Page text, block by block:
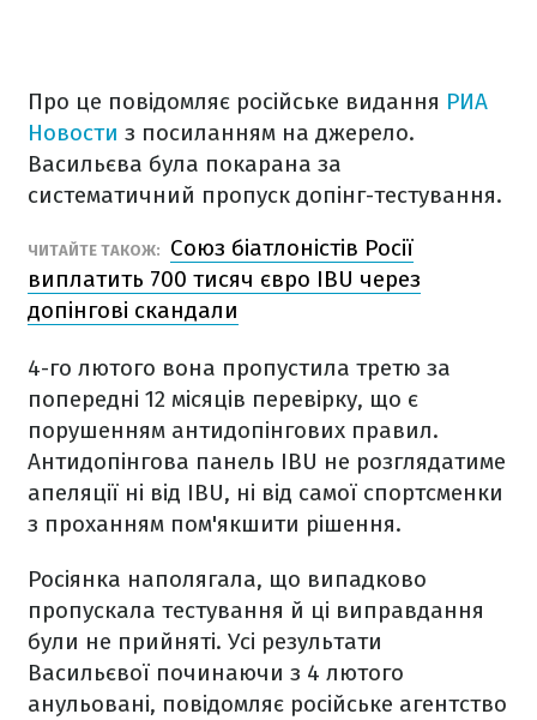
Про це повідомляє російське видання РИА
Новости з посиланням на джерело.
Васильєва була покарана за
систематичний пропуск допінг-тестування.
ЧИТАЙТЕ ТАКОЖ:
Союз біатлоністів Росії
виплатить 700 тисяч євро IBU через
допінгові скандали
4-го лютого вона пропустила третю за
попередні 12 місяців перевірку, що є
порушенням антидопінгових правил.
Антидопінгова панель IBU не розглядатиме
апеляції ні від IBU, ні від самої спортсменки
з проханням пом'якшити рішення.
Росіянка наполягала, що випадково
пропускала тестування й ці виправдання
були не прийняті. Усі результати
Васильєвої починаючи з 4 лютого
анульовані, повідомляє російське агентство